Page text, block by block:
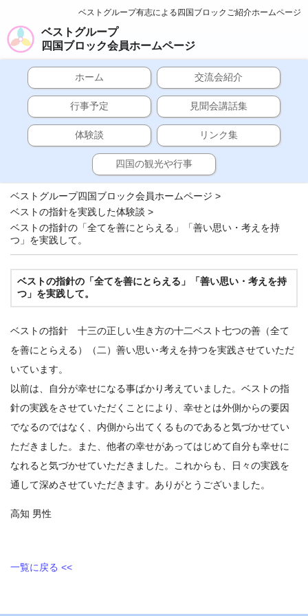
ベストグループ有志による四国ブロックご紹介ホームページ
ベストグループ
四国ブロック会員ホームページ
ホーム 交流会紹介
行事予定 見聞会講話集
体験談 リンク集
四国の観光や行事
ベストグループ四国ブロック会員ホームページ >
ベストの指針を実践した体験談 >
ベストの指針の「全てを善にとらえる」「善い思い・考えを持
つ」を実践して。
ベストの指針の「全てを善にとらえる」「善い思い・考えを持
つ」を実践して。
ベストの指針 十三の正しい生き方の十二ベスト七つの善（全て
を善にとらえる）（二）善い思い･考えを持つを実践させていただ
いています。
以前は、自分が幸せになる事ばかり考えていました。ベストの指
針の実践をさせていただくことにより、幸せとは外側からの要因
でなるのではなく、内側から出てくるものであると気づかせてい
ただきました。また、他者の幸せがあってはじめて自分も幸せに
なれると気づかせていただきました。これからも、日々の実践を
通して深めさせていただきます。ありがとうございました。
高知 男性
一覧に戻る <<